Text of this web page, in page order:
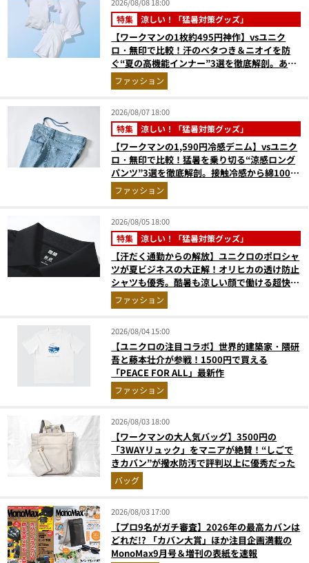
特集 涼しい！「猛暑対策グッズ」
【ワークマンの1枚約495円神作】vsユニク
ロ・無印で比較！汗のベタつき＆ニオイを防
ぐ“夏の高機能インナー”3選を徹底解剖。あな
たに最適な1着は？
ファッション
2026/08/07 18:00
特集 涼しい！「猛暑対策グッズ」
【ワークマンの1,590円冷感デニム】vsユニク
ロ・無印で比較！猛暑を乗り切る“涼感ロング
パンツ”3選を徹底解剖。接触冷感から綿100%
まで決定版
ファッション
2026/08/05 18:00
特集 涼しい！「猛暑対策グッズ」
【汗だく通勤からの解放】ユニクロのポロシャ
ツが夏ビジネスの大正解！オリヒカの透け防止
シャツも優秀。酷暑も涼しい顔で働ける超快適
ウエアの実力
ファッション
2026/08/04 15:00
【ユニクロの注目コラボ】世界的建築家・隈研
吾と藤本壮介が参戦！1500円で買える
「PEACE FOR ALL」最新作
ファッション
2026/08/03 18:00
【ワークマンの大人気バッグ】3500円の
「3WAYリュック」をマニアが絶賛！“しごで
きカバン”が撥水防汚で評判以上に優秀だった
バッグ
2026/08/03 17:00
【プロ9名がガチ審査】2026年の最高カバンは
どれだ!? 「カバン大賞」ほか注目企画満載の
MonoMax9月号＆増刊の表紙を速報